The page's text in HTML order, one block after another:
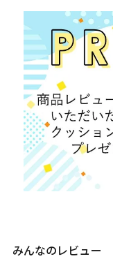
みんなのレビュー